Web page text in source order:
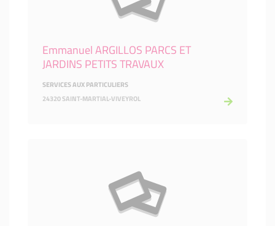
Emmanuel ARGILLOS PARCS ET
JARDINS PETITS TRAVAUX
SERVICES AUX PARTICULIERS
24320 SAINT-MARTIAL-VIVEYROL